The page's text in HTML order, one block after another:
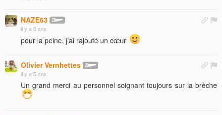
NAZE63
il y a 5 ans
pour la peine, j'ai rajouté un cœur
Olivier Vernhettes
il y a 5 ans
Un grand merci au personnel soignant toujours sur la brèche